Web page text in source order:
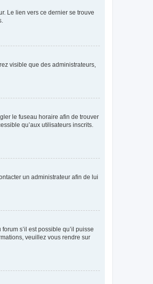
Le lien vers ce dernier se trouve
visible que des administrateurs,
le fuseau horaire afin de trouver
qu’aux utilisateurs inscrits.
un administrateur afin de lui
s’il est possible qu’il puisse
veuillez vous rendre sur